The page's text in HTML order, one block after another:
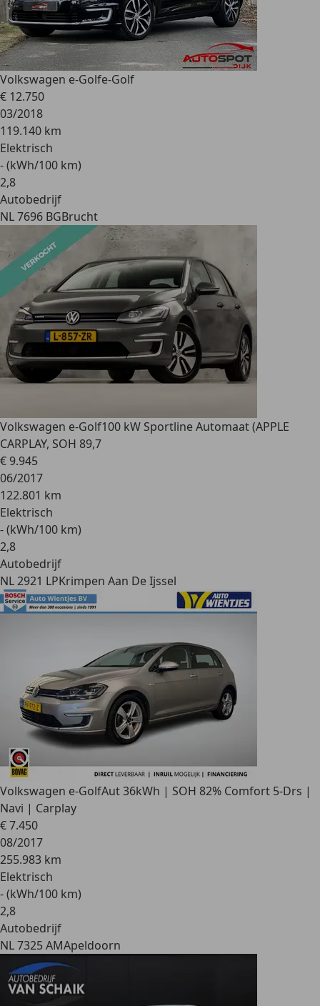
Volkswagen e-Golfe-Golf
€ 12.750
03/2018
119.140 km
Elektrisch
- (kWh/100 km)
2,8
Autobedrijf
NL 7696 BGBrucht
Volkswagen e-Golf100 kW Sportline Automaat (APPLE
CARPLAY, SOH 89,7
€ 9.945
06/2017
122.801 km
Elektrisch
- (kWh/100 km)
2,8
Autobedrijf
NL 2921 LPKrimpen Aan De Ijssel
Volkswagen e-GolfAut 36kWh | SOH 82% Comfort 5-Drs |
Navi | Carplay
€ 7.450
08/2017
255.983 km
Elektrisch
- (kWh/100 km)
2,8
Autobedrijf
NL 7325 AMApeldoorn